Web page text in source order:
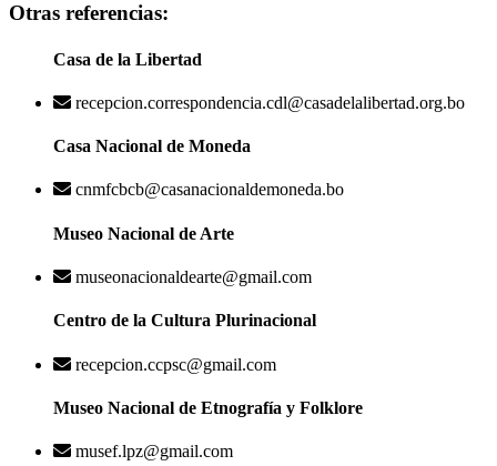
Otras referencias:
Casa de la Libertad
recepcion.correspondencia.cdl@casadelalibertad.org.bo
Casa Nacional de Moneda
cnmfcbcb@casanacionaldemoneda.bo
Museo Nacional de Arte
museonacionaldearte@gmail.com
Centro de la Cultura Plurinacional
recepcion.ccpsc@gmail.com
Museo Nacional de Etnografía y Folklore
musef.lpz@gmail.com